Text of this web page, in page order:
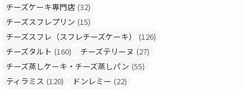
チーズケーキ専門店 (32)
チーズスフレプリン (15)
チーズスフレ（スフレチーズケーキ）
(126)
チーズタルト (160) チーズテリーヌ (27)
チーズ蒸しケーキ・チーズ蒸しパン (55)
ティラミス (120) ドンレミー (22)